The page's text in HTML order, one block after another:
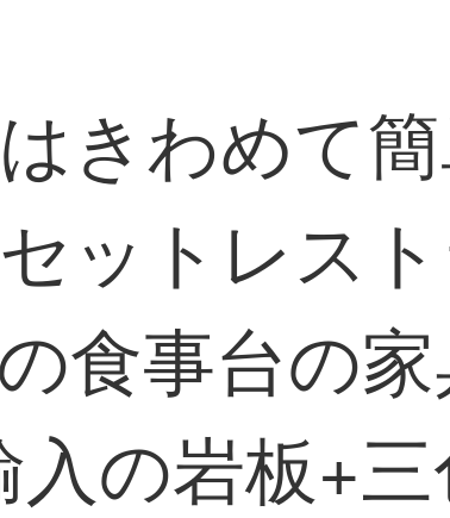
きわめて
ットレス
食事台の
の岩板+